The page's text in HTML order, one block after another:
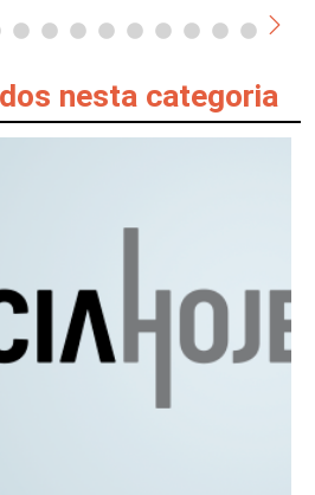
nesta categoria